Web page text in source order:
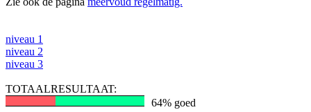
niveau 1
niveau 2
niveau 3
TOTAALRESULTAAT:
64% goed